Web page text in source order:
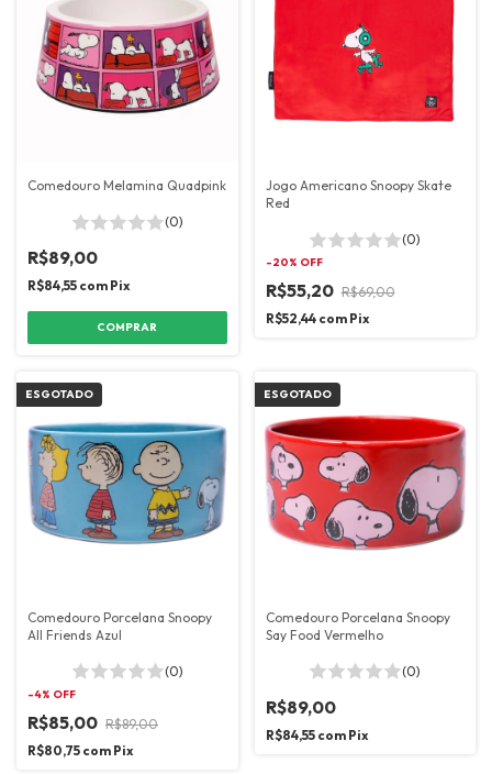
Comedouro Melamina Quadpink
(0)
R$89,00
R$84,55 com Pix
COMPRAR
Jogo Americano Snoopy Skate
Red
(0)
-20% OFF
R$55,20 R$69,00
R$52,44 com Pix
ESGOTADO
Comedouro Porcelana Snoopy
All Friends Azul
(0)
-4% OFF
R$85,00 R$89,00
R$80,75 com Pix
ESGOTADO
Comedouro Porcelana Snoopy
Say Food Vermelho
(0)
R$89,00
R$84,55 com Pix